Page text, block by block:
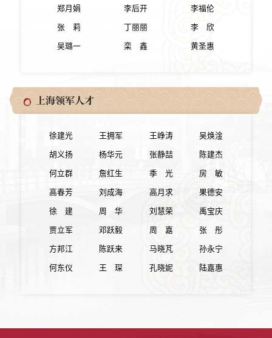
郑月娟 李后开 李福伦
张 莉 丁丽丽 李 欣
吴璐一 栾 鑫 黄圣惠
上海领军人才
徐建光 王拥军 王峥涛 吴焕淦
胡义扬 杨华元 张静喆 陈建杰
何立群 詹红生 季 光 房 敏
高春芳 刘成海 高月求 果德安
​徐 建 周 华 刘慧荣 禹宝庆
贾立军 邓跃毅 周 嘉 张 彤
方邦江 陈跃来 马晓芃 孙永宁
何东仪 王 琛 孔晓妮 陆嘉惠